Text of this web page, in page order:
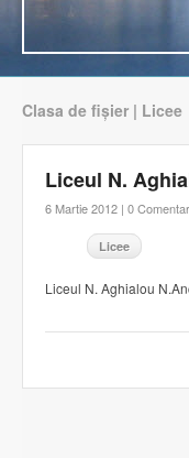
Clasa de fișier | Licee
Liceul N.
6 Martie 2012 | 0
Licee
Liceul N. Aghialou